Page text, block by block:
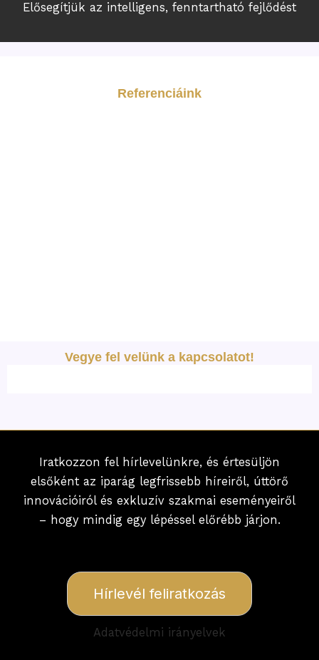
Elősegítjük az intelligens, fenntartható fejlődést
Referenciáink
Vegye fel velünk a kapcsolatot!
Iratkozzon fel hírlevelünkre, és értesüljön
elsőként az iparág legfrissebb híreiről, úttörő
innovációiról és exkluzív szakmai eseményeiről
– hogy mindig egy lépéssel előrébb járjon.
Hírlevél feliratkozás
Adatvédelmi irányelvek